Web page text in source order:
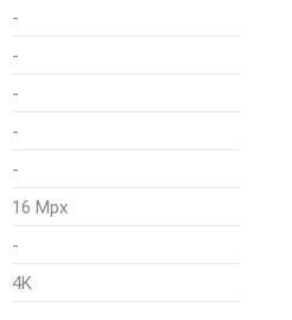
-
-
-
-
-
16 Mpx
-
4K